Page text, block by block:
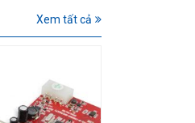
Xem tất cả